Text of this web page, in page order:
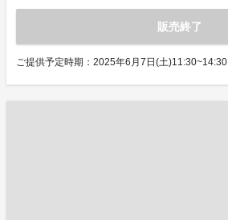
販売終了
ご提供予定時期：2025年6月7日(土)11:30~14:30